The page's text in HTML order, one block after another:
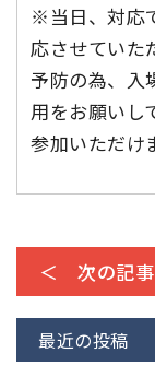
※当日、対応
応させていた
予防の為、入
用をお願いし
参加いただけ
＜ 次の記
最近の投稿